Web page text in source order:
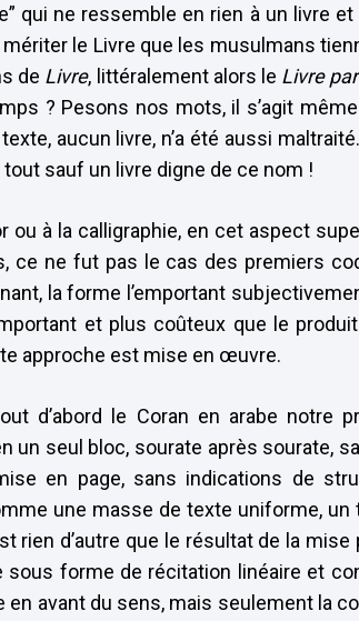
qui ne ressemble en rien à un livre
mériter le Livre que les musulmans
de Livre, littéralement alors le Livre
? Pesons nos mots, il s’agit
aucun livre, n’a été aussi
sauf un livre digne de ce nom !
ou à la calligraphie, en cet aspect
ce ne fut pas le cas des premiers
la forme l’emportant
et plus coûteux que le
approche est mise en œuvre.
d’abord le Coran en arabe notre
un seul bloc, sourate après sourate,
en page, sans indications de
une masse de texte uniforme,
rien d’autre que le résultat de la mise
sous forme de récitation linéaire et
avant du sens, mais seulement la